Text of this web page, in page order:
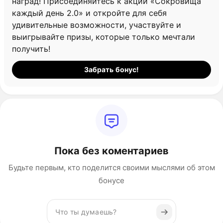
каждый день 2.0» и откройте для себя
удивительные возможности, участвуйте и
выигрывайте призы, которые только мечтали
получить!
Забрать бонус!
Пока без коментариев
Будьте первым, кто поделится своими мыслями об этом
бонусе